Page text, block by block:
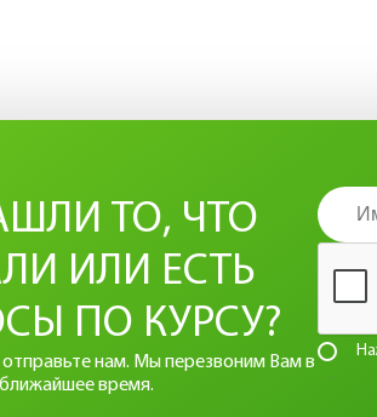
ТО, ЧТО
ИЛИ ЕСТЬ
ПО КУРСУ?
нам. Мы перезвоним Вам в
ближайшее время.